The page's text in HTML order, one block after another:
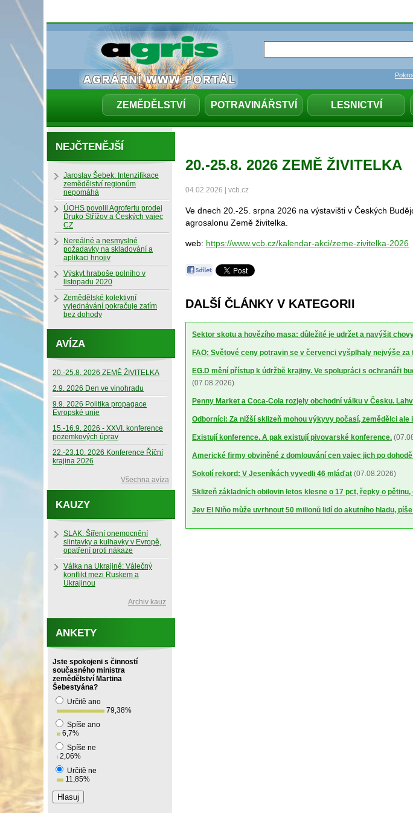
ZEMĚDĚLSTVÍ POTRAVINÁŘSTVÍ LESNICTVÍ
20.-25.8. 2026 ZEMĚ ŽIVITELKA
04.02.2026 | vcb.cz
Ve dnech 20.-25. srpna 2026 na výstavišti v Českých
agrosalonu Země živitelka.
web: https://www.vcb.cz/kalendar-akci/zeme-zivitelka-2026
DALŠÍ ČLÁNKY V KATEGORII
Sektor skotu a hovězího masa: důležité je udržet a navýšit
FAO: Světové ceny potravin se v červenci vyšplhaly nejvýše za
EG.D mění přístup k údržbě krajiny. Ve spolupráci s ochranáři
(07.08.2026)
Penny Market a Coca-Cola rozjely obchodní válku v Česku.
Odborníci: Za nižší sklizeň mohou výkyvy počasí, zemědělci ale
Existují konference. A pak existují pivovarské konference.
Americké firmy obviněné z domlouvání cen vajec jich po
Sokolí rekord: V Jeseníkách vyvedli 46 mláďat (07.08.2026)
Sklizeň základních obilovin letos klesne o 17 pct, řepky o pětinu,
Jev El Niňo může uvrhnout 50 milionů lidí do akutního hladu,
NEJČTENĚJŠÍ
Jaroslav Šebek: Intenzifikace
zemědělství regionům
nepomáhá
ÚOHS povolil Agrofertu prodej
Druko Střížov a Českých vajec
CZ
Nereálné a nesmyslné
požadavky na skladování a
aplikaci hnojiv
Výskyt hraboše polního v
listopadu 2020
Zemědělské kolektivní
vyjednávání pokračuje zatím
bez dohody
AVÍZA
20.-25.8. 2026 ZEMĚ ŽIVITELKA
2.9. 2026 Den ve vinohradu
9.9. 2026 Politika propagace
Evropské unie
15.-16.9. 2026 - XXVI. konference
pozemkových úprav
22.-23.10. 2026 Konference Říční
krajina 2026
Všechna avíza
KAUZY
SLAK: Šíření onemocnění
slintavky a kulhavky v Evropě,
opatření proti nákaze
Válka na Ukrajině: Válečný
konflikt mezi Ruskem a
Ukrajinou
Archiv kauz
ANKETY
Jste spokojeni s činností
současného ministra
zemědělství Martina
Šebestyána?
Určitě ano
79,38%
Spíše ano
6,7%
Spíše ne
2,06%
Určitě ne
11,85%